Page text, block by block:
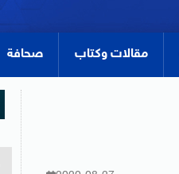
مقالات وكتاب صحافة